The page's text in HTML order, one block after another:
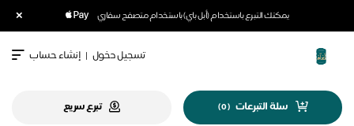
يمكنك التبرع باستخدام (أبل باي) باستخدام متصفح سفاري ×
تسجيل دخول | إنشاء حساب
سلة التبرعات (
0
) تبرع سريع